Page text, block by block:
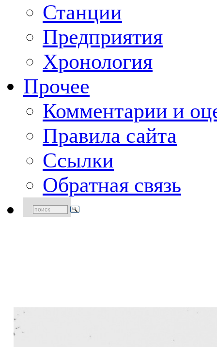
Станции
Предприятия
Хронология
Прочее
Комментарии и
Правила сайта
Ссылки
Обратная связь